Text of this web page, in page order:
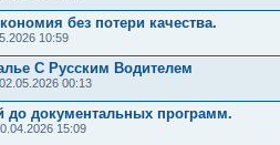
без потери качества.
10:59
С Русским Водителем
00:13
до документальных программ.
15:09